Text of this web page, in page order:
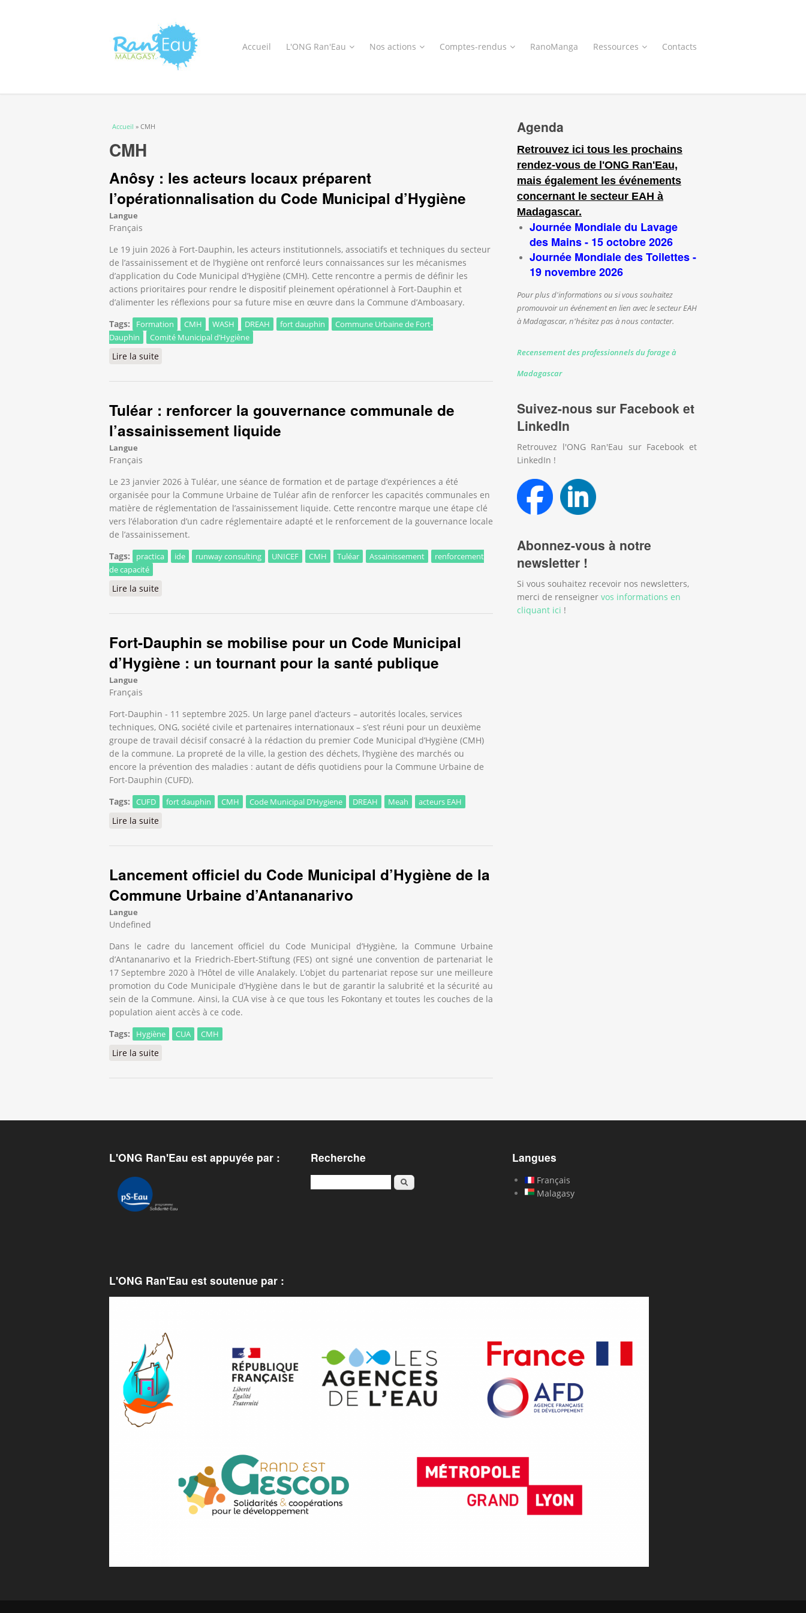
Accueil L'ONG Ran'Eau Nos actions Comptes-rendus RanoManga Ressources Contacts
Vous êtes ici
Accueil » CMH
CMH
Anôsy : les acteurs locaux préparent
l’opérationnalisation du Code Municipal d’Hygiène
Langue
Français
Le 19 juin 2026 à Fort-Dauphin, les acteurs institutionnels, associatifs et techniques du secteur
de l’assainissement et de l’hygiène ont renforcé leurs connaissances sur les mécanismes
d’application du Code Municipal d’Hygiène (CMH). Cette rencontre a permis de définir les
actions prioritaires pour rendre le dispositif pleinement opérationnel à Fort-Dauphin et
d’alimenter les réflexions pour sa future mise en œuvre dans la Commune d’Amboasary.
Tags:
Formation CMH WASH DREAH fort dauphin
Commune Urbaine de Fort-
Dauphin
Comité Municipal d’Hygiène
Lire la suite de Anôsy : les acteurs locaux préparent l’opérationnalisation du Code Municipal d’Hygiène
Tuléar : renforcer la gouvernance communale de
l’assainissement liquide
Langue
Français
Le 23 janvier 2026 à Tuléar, une séance de formation et de partage d’expériences a été
organisée pour la Commune Urbaine de Tuléar afin de renforcer les capacités communales en
matière de réglementation de l’assainissement liquide. Cette rencontre marque une étape clé
vers l’élaboration d’un cadre réglementaire adapté et le renforcement de la gouvernance locale
de l’assainissement.
Tags:
practica ide runway consulting UNICEF CMH Tuléar Assainissement
renforcement
de capacité
Lire la suite
Fort-Dauphin se mobilise pour un Code Municipal
d’Hygiène : un tournant pour la santé publique
Langue
Français
Fort-Dauphin - 11 septembre 2025. Un large panel d’acteurs – autorités locales, services
techniques, ONG, société civile et partenaires internationaux – s’est réuni pour un deuxième
groupe de travail décisif consacré à la rédaction du premier Code Municipal d’Hygiène (CMH)
de la commune. La propreté de la ville, la gestion des déchets, l’hygiène des marchés ou
encore la prévention des maladies : autant de défis quotidiens pour la Commune Urbaine de
Fort-Dauphin (CUFD).
Tags:
CUFD fort dauphin CMH Code Municipal D’Hygiene DREAH Meah acteurs EAH
Lire la suite
Lancement officiel du Code Municipal d’Hygiène de la
Commune Urbaine d’Antananarivo
Langue
Undefined
Dans le cadre du lancement officiel du Code Municipal d’Hygiène, la Commune Urbaine
d’Antananarivo et la Friedrich-Ebert-Stiftung (FES) ont signé une convention de partenariat le
17 Septembre 2020 à l’Hôtel de ville Analakely. L’objet du partenariat repose sur une meilleure
promotion du Code Municipale d’Hygiène dans le but de garantir la salubrité et la sécurité au
sein de la Commune. Ainsi, la CUA vise à ce que tous les Fokontany et toutes les couches de la
population aient accès à ce code.
Tags:
Hygiène CUA CMH
Lire la suite
Agenda
Retrouvez ici tous les prochains
rendez-vous de l'ONG Ran'Eau,
mais également les événements
concernant le secteur EAH à
Madagascar.
Journée Mondiale du Lavage
des Mains - 15 octobre 2026
Journée Mondiale des Toilettes -
19 novembre 2026
Pour plus d'informations ou si vous souhaitez
promouvoir un événement en lien avec le secteur EAH
à Madagascar, n'hésitez pas à nous contacter.
Recensement des professionnels du forage à
Madagascar
Suivez-nous sur Facebook et
LinkedIn
Retrouvez l'ONG Ran'Eau sur Facebook et
LinkedIn !
Abonnez-vous à notre
newsletter !
Si vous souhaitez recevoir nos newsletters,
merci de renseigner vos informations en
cliquant ici !
L'ONG Ran'Eau est appuyée par : Recherche
Rechercher
Langues
Français
Malagasy
L'ONG Ran'Eau est soutenue par :